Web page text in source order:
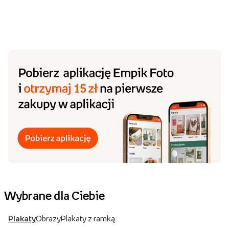
Wybrane dla Ciebie
PlakatyObrazyPlakaty z ramką